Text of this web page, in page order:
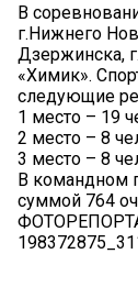
В
г.Нижнего
Дзержинска,
«Химик».
следующие
1 место – 19
2 место – 8
3 место – 8
В командном
суммой 764